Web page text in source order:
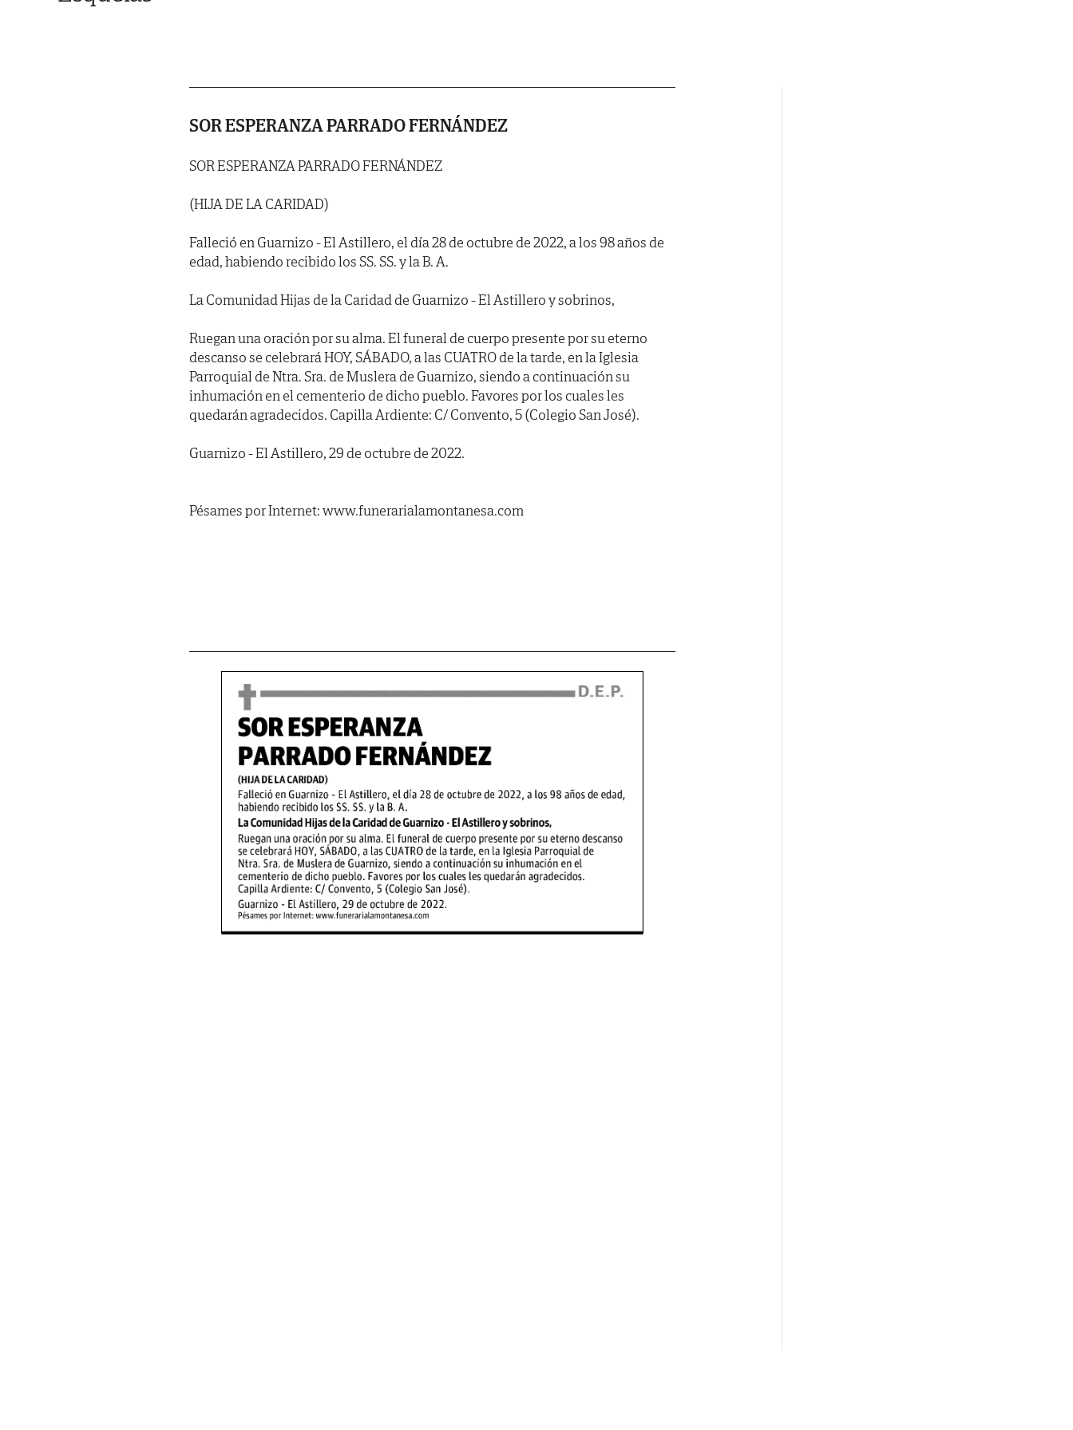
SOR ESPERANZA PARRADO FERNÁNDEZ
SOR ESPERANZA PARRADO FERNÁNDEZ
(HIJA DE LA CARIDAD)
Falleció en Guarnizo - El Astillero, el día 28 de octubre de 2022, a los 98 años de
edad, habiendo recibido los SS. SS. y la B. A.
La Comunidad Hijas de la Caridad de Guarnizo - El Astillero y sobrinos,
Ruegan una oración por su alma. El funeral de cuerpo presente por su eterno
descanso se celebrará HOY, SÁBADO, a las CUATRO de la tarde, en la Iglesia
Parroquial de Ntra. Sra. de Muslera de Guarnizo, siendo a continuación su
inhumación en el cementerio de dicho pueblo. Favores por los cuales les
quedarán agradecidos. Capilla Ardiente: C/ Convento, 5 (Colegio San José).
Guarnizo - El Astillero, 29 de octubre de 2022.
Pésames por Internet: www.funerarialamontanesa.com